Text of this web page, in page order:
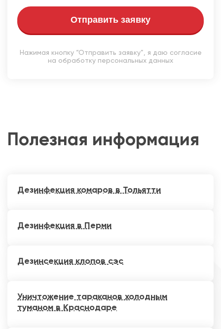
Отправить заявку
Нажимая кнопку “Отправить заявку”, я даю согласие
на обработку персональных данных
Полезная информация
Дезинфекция комаров в Тольятти
Дезинфекция в Перми
Дезинсекция клопов сэс
Уничтожение тараканов холодным
туманом в Краснодаре